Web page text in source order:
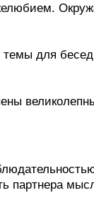
для
партнера